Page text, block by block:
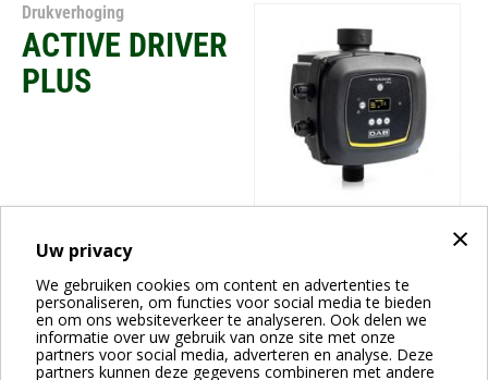
×
Uw privacy
We gebruiken cookies om content en advertenties te
personaliseren, om functies voor social media te bieden
en om ons websiteverkeer te analyseren. Ook delen we
informatie over uw gebruik van onze site met onze
partners voor social media, adverteren en analyse. Deze
partners kunnen deze gegevens combineren met andere
Drukverhoging
ACTIVE DRIVER
PLUS
AQUAJET-
AQUAJETINOX -